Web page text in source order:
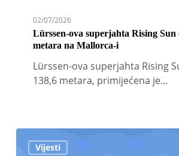
02/07/2026
Lürssen-ova superjahta Rising Sun
metara na Mallorca-i
Lürssen-ova superjahta Rising
138,6 metara, primijećena je…
Vijesti
Sanlorenzo